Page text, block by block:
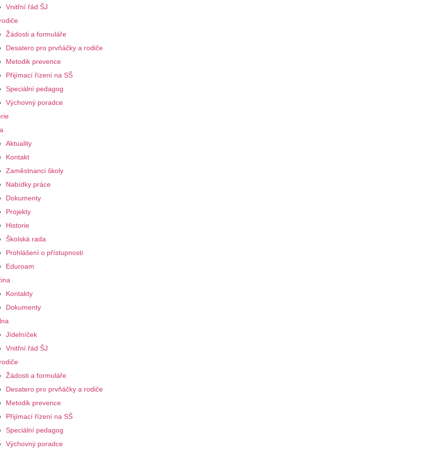
Vnitřní řád ŠJ
Žádosti a formuláře
Desatero pro prvňáčky a rodiče
Metodik prevence
Přijímací řízení na SŠ
Speciální pedagog
Výchovný poradce
Aktuality
Kontakt
Zaměstnanci školy
Nabídky práce
Dokumenty
Projekty
Historie
Školská rada
Prohlášení o přístupnosti
Eduroam
Kontakty
Dokumenty
Jídelníček
Vnitřní řád ŠJ
Žádosti a formuláře
Desatero pro prvňáčky a rodiče
Metodik prevence
Přijímací řízení na SŠ
Speciální pedagog
Výchovný poradce